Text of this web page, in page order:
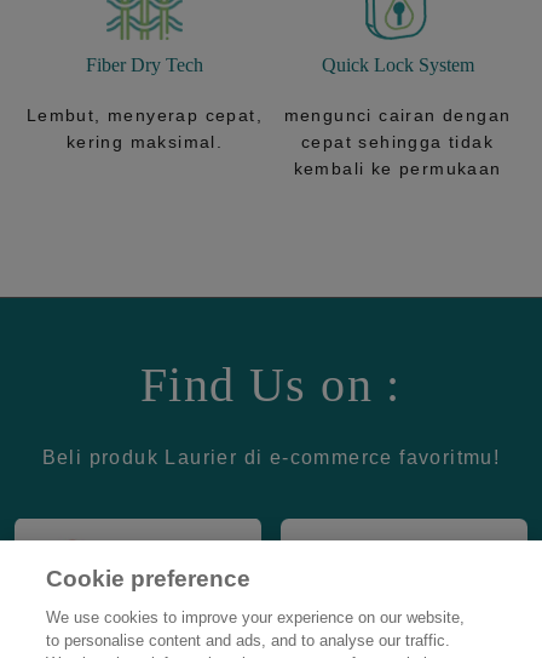
Fiber Dry Tech
Lembut, menyerap cepat,
kering maksimal.
Quick Lock System
mengunci cairan dengan
cepat sehingga tidak
kembali ke permukaan
Find Us on :
Beli produk Laurier di e-commerce favoritmu!
Cookie preference
We use cookies to improve your experience on our website,
to personalise content and ads, and to analyse our traffic.